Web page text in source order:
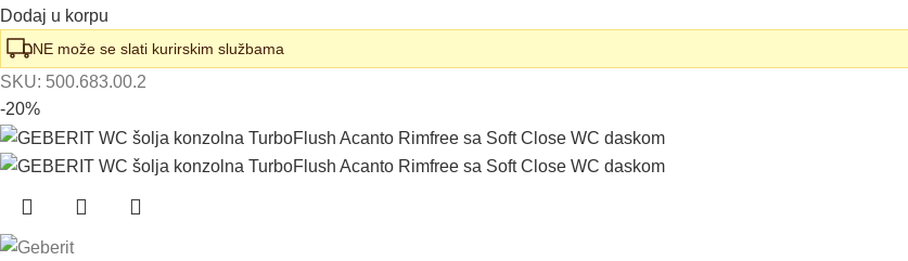
bila:
Dodaj u korpu
NE može se slati kurirskim službama
SKU: 500.683.00.2
-20%